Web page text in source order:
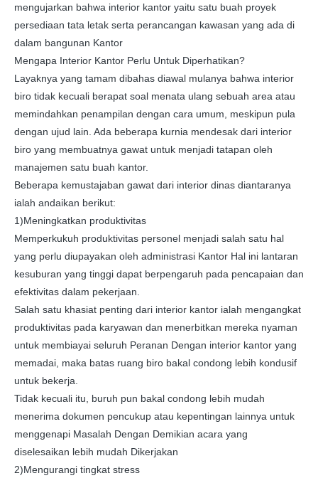
mengujarkan bahwa interior kantor yaitu satu buah proyek
persediaan tata letak serta perancangan kawasan yang ada di
dalam bangunan Kantor
Mengapa Interior Kantor Perlu Untuk Diperhatikan?
Layaknya yang tamam dibahas diawal mulanya bahwa interior
biro tidak kecuali berapat soal menata ulang sebuah area atau
memindahkan penampilan dengan cara umum, meskipun pula
dengan ujud lain. Ada beberapa kurnia mendesak dari interior
biro yang membuatnya gawat untuk menjadi tatapan oleh
manajemen satu buah kantor.
Beberapa kemustajaban gawat dari interior dinas diantaranya
ialah andaikan berikut:
1)Meningkatkan produktivitas
Memperkukuh produktivitas personel menjadi salah satu hal
yang perlu diupayakan oleh administrasi Kantor Hal ini lantaran
kesuburan yang tinggi dapat berpengaruh pada pencapaian dan
efektivitas dalam pekerjaan.
Salah satu khasiat penting dari interior kantor ialah mengangkat
produktivitas pada karyawan dan menerbitkan mereka nyaman
untuk membiayai seluruh Peranan Dengan interior kantor yang
memadai, maka batas ruang biro bakal condong lebih kondusif
untuk bekerja.
Tidak kecuali itu, buruh pun bakal condong lebih mudah
menerima dokumen pencukup atau kepentingan lainnya untuk
menggenapi Masalah Dengan Demikian acara yang
diselesaikan lebih mudah Dikerjakan
2)Mengurangi tingkat stress